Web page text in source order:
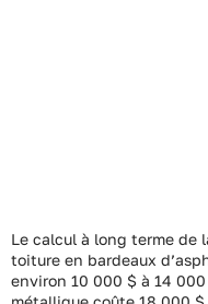
Le calcul à long terme de
toiture en bardeaux
environ 10 000 $ à 14